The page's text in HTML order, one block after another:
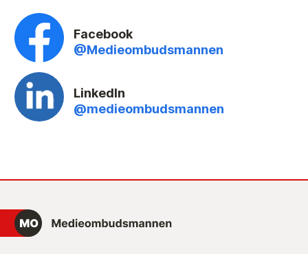
Facebook
@Medieombudsmannen
LinkedIn
@medieombudsmannen